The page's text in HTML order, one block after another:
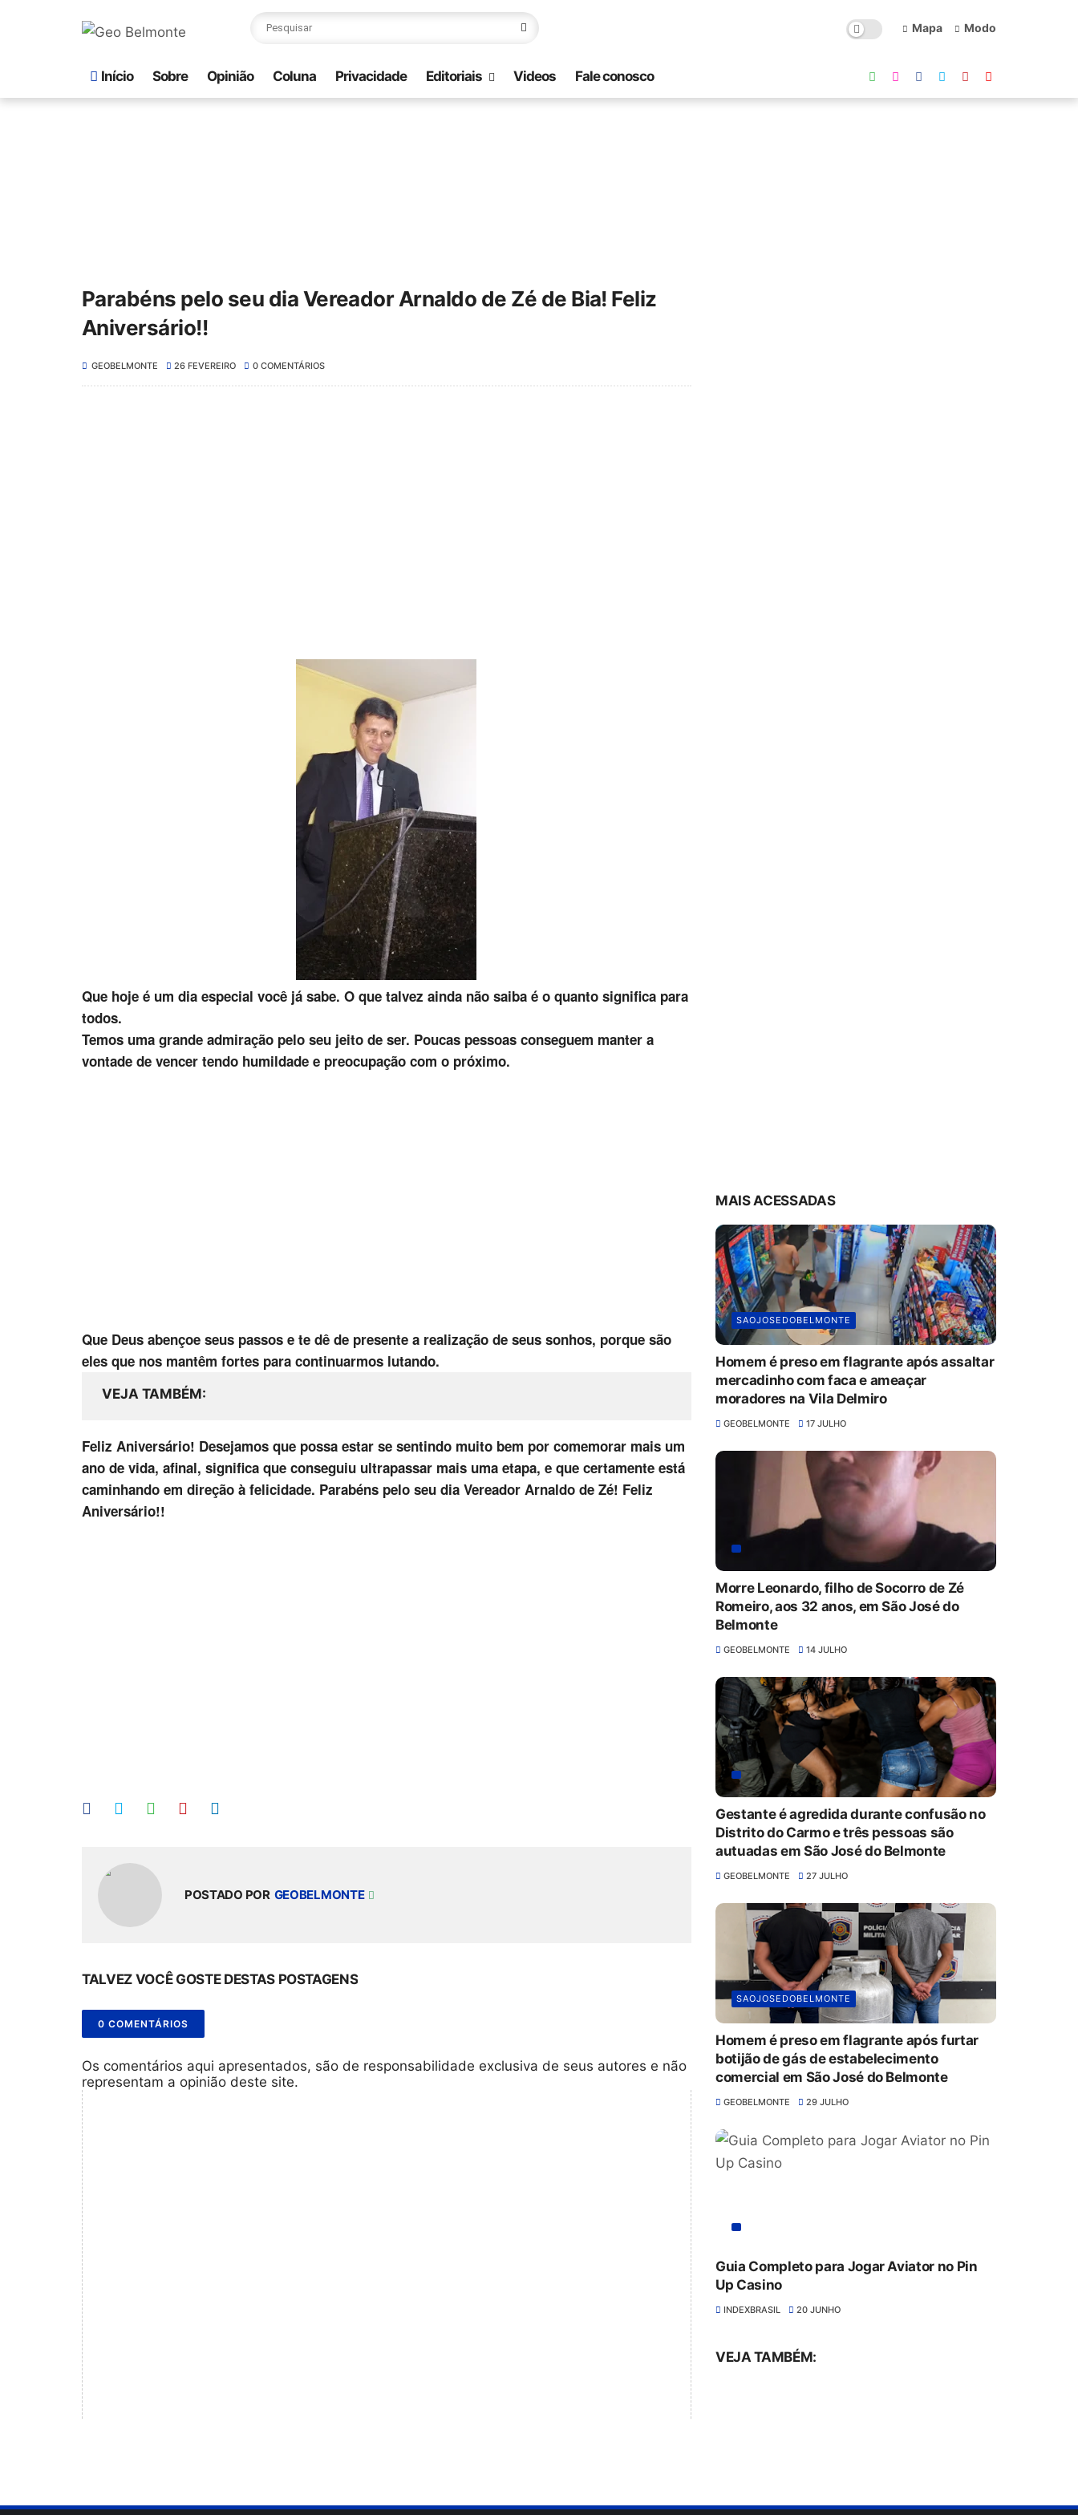
Mapa Modo
Início Sobre Opinião Coluna Privacidade Editoriais Videos Fale conosco
Parabéns pelo seu dia Vereador Arnaldo de Zé de Bia! Feliz
Aniversário!!
GEOBELMONTE 26 FEVEREIRO 0 COMENTÁRIOS
Que hoje é um dia especial você já sabe. O que talvez ainda não saiba é o quanto significa para
todos.
Temos uma grande admiração pelo seu jeito de ser. Poucas pessoas conseguem manter a
vontade de vencer tendo humildade e preocupação com o próximo.
Que Deus abençoe seus passos e te dê de presente a realização de seus sonhos, porque são
eles que nos mantêm fortes para continuarmos lutando.
VEJA TAMBÉM
Feliz Aniversário! Desejamos que possa estar se sentindo muito bem por comemorar mais um
ano de vida, afinal, significa que conseguiu ultrapassar mais uma etapa, e que certamente está
caminhando em direção à felicidade. Parabéns pelo seu dia Vereador Arnaldo de Zé! Feliz
Aniversário!!
POSTADO POR GEOBELMONTE
TALVEZ VOCÊ GOSTE DESTAS POSTAGENS
0 COMENTÁRIOS
Os comentários aqui apresentados, são de responsabilidade exclusiva de seus autores e não
representam a opinião deste site.
MAIS ACESSADAS
SAOJOSEDOBELMONTE
Homem é preso em flagrante após assaltar
mercadinho com faca e ameaçar
moradores na Vila Delmiro
GEOBELMONTE 17 JULHO
Morre Leonardo, filho de Socorro de Zé
Romeiro, aos 32 anos, em São José do
Belmonte
GEOBELMONTE 14 JULHO
Gestante é agredida durante confusão no
Distrito do Carmo e três pessoas são
autuadas em São José do Belmonte
GEOBELMONTE 27 JULHO
SAOJOSEDOBELMONTE
Homem é preso em flagrante após furtar
botijão de gás de estabelecimento
comercial em São José do Belmonte
GEOBELMONTE 29 JULHO
Guia Completo para Jogar Aviator no Pin
Up Casino
INDEXBRASIL 20 JUNHO
VEJA TAMBÉM: